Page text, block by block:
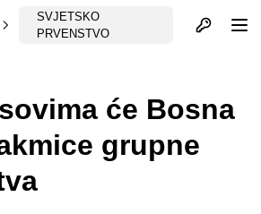
SVJETSKO
PRVENSTVO
Otvori profil
će Bosna
grupne